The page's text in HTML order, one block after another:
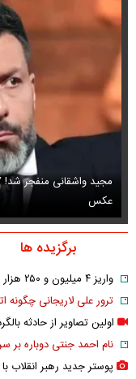
عکس/ مازیار لرستانی با
برگزیده ها
واریز ۴ میلیون و ۲۵۰ هزار تومان به حساب کارمندان
ترور علی لاریجانی چگونه
اولین تصاویر از حادثه
نام احمد جنتی دوباره بر
پوستر جدید رهبر انقلاب